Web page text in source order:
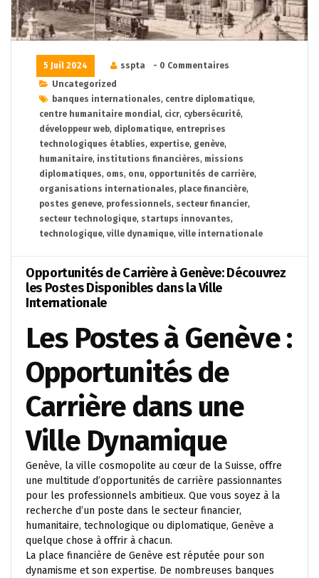
5 Juil 2024 sspta
- 0 Commentaires
Uncategorized
banques internationales, centre diplomatique,
centre humanitaire mondial, cicr, cybersécurité,
développeur web, diplomatique, entreprises
technologiques établies, expertise, genève,
humanitaire, institutions financières, missions
diplomatiques, oms, onu, opportunités de carrière,
organisations internationales, place financière,
postes geneve, professionnels, secteur financier,
secteur technologique, startups innovantes,
technologique, ville dynamique, ville internationale
Opportunités de Carrière à Genève: Découvrez
les Postes Disponibles dans la Ville
Internationale
Les Postes à Genève :
Opportunités de
Carrière dans une
Ville Dynamique
Genève, la ville cosmopolite au cœur de la Suisse, offre
une multitude d’opportunités de carrière passionnantes
pour les professionnels ambitieux. Que vous soyez à la
recherche d’un poste dans le secteur financier,
humanitaire, technologique ou diplomatique, Genève a
quelque chose à offrir à chacun.
La place financière de Genève est réputée pour son
dynamisme et son expertise. De nombreuses banques